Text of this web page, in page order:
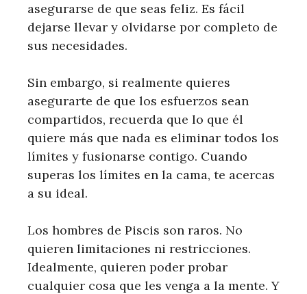
asegurarse de que seas feliz. Es fácil
dejarse llevar y olvidarse por completo de
sus necesidades.
Sin embargo, si realmente quieres
asegurarte de que los esfuerzos sean
compartidos, recuerda que lo que él
quiere más que nada es eliminar todos los
límites y fusionarse contigo. Cuando
superas los límites en la cama, te acercas
a su ideal.
Los hombres de Piscis son raros. No
quieren limitaciones ni restricciones.
Idealmente, quieren poder probar
cualquier cosa que les venga a la mente. Y